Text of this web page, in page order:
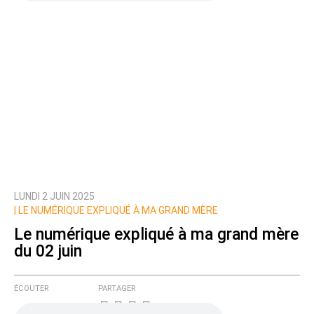
LUNDI 2 JUIN 2025
LE NUMÉRIQUE EXPLIQUÉ À MA GRAND MÈRE
Le numérique expliqué à ma grand mère
du 02 juin
ÉCOUTER PARTAGER